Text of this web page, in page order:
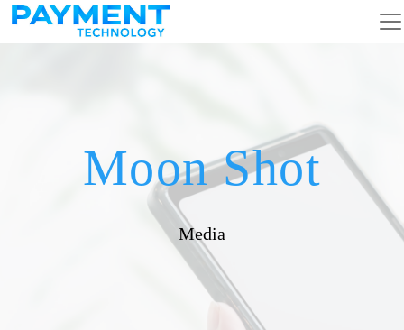
コンテンツへスキップ
メインナビゲーション
Moon Shot
Media